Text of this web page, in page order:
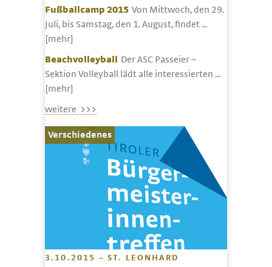
Fußballcamp 2015 Von Mittwoch, den 29.
Juli, bis Samstag, den 1. August, findet ...
[mehr]
Beachvolleyball
Der ASC Passeier –
Sektion Volleyball lädt alle interessierten ...
[mehr]
weitere >>>
Verschiedenes
3.10.2015 – ST. LEONHARD